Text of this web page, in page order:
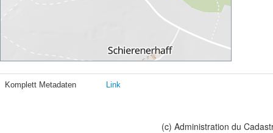
Komplett Metadaten Link
(c) Administration du